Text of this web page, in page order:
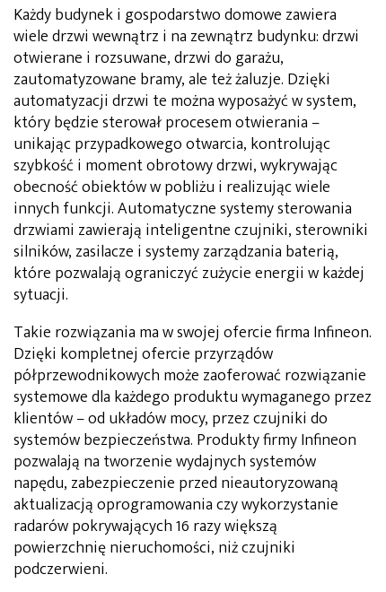
Każdy budynek i gospodarstwo domowe zawiera
wiele drzwi wewnątrz i na zewnątrz budynku: drzwi
otwierane i rozsuwane, drzwi do garażu,
zautomatyzowane bramy, ale też żaluzje. Dzięki
automatyzacji drzwi te można wyposażyć w system,
który będzie sterował procesem otwierania –
unikając przypadkowego otwarcia, kontrolując
szybkość i moment obrotowy drzwi, wykrywając
obecność obiektów w pobliżu i realizując wiele
innych funkcji. Automatyczne systemy sterowania
drzwiami zawierają inteligentne czujniki, sterowniki
silników, zasilacze i systemy zarządzania baterią,
które pozwalają ograniczyć zużycie energii w każdej
sytuacji.
Takie rozwiązania ma w swojej ofercie firma Infineon.
Dzięki kompletnej ofercie przyrządów
półprzewodnikowych może zaoferować rozwiązanie
systemowe dla każdego produktu wymaganego przez
klientów – od układów mocy, przez czujniki do
systemów bezpieczeństwa. Produkty firmy Infineon
pozwalają na tworzenie wydajnych systemów
napędu, zabezpieczenie przed nieautoryzowaną
aktualizacją oprogramowania czy wykorzystanie
radarów pokrywających 16 razy większą
powierzchnię nieruchomości, niż czujniki
podczerwieni.